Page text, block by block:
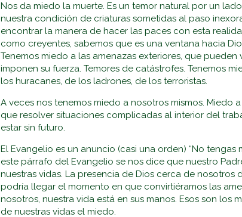
Nos da miedo la muerte. Es un temor natural por un
nuestra condición de criaturas sometidas al paso
encontrar la manera de hacer las paces con esta
como creyentes, sabemos que es una ventana hacia
Tenemos miedo a las amenazas exteriores, que
imponen su fuerza. Temores de catástrofes. Tenemos
los huracanes, de los ladrones, de los terroristas.
A veces nos tenemos miedo a nosotros mismos. Miedo
que resolver situaciones complicadas al interior del
estar sin futuro.
El Evangelio es un anuncio (casi una orden) “No tengas
este párrafo del Evangelio se nos dice que nuestro
nuestras vidas. La presencia de Dios cerca de nosotros
podría llegar el momento en que convirtiéramos las
nosotros, nuestra vida está en sus manos. Esos son los
de nuestras vidas el miedo.